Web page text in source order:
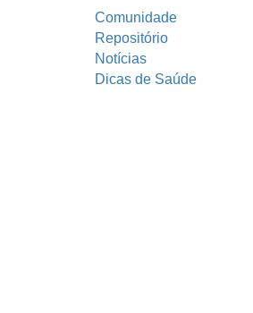
Comunidade
Repositório
Notícias
Dicas de Saúde